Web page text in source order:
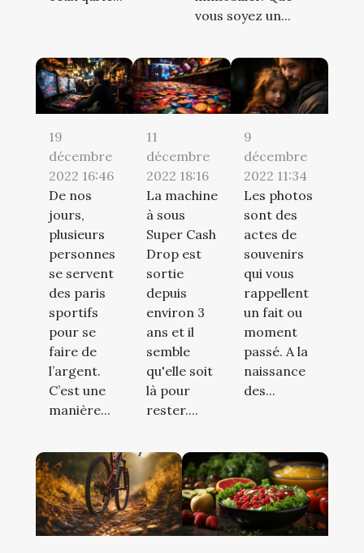
vous soyez un...
19
décembre
2022 16:46
De nos
jours,
plusieurs
personnes
se servent
des paris
sportifs
pour se
faire de
l’argent.
C’est une
manière...
11
décembre
2022 18:16
La machine
à sous
Super Cash
Drop est
sortie
depuis
environ 3
ans et il
semble
qu'elle soit
là pour
rester....
9
décembre
2022 11:34
Les photos
sont des
actes de
souvenirs
qui vous
rappellent
un fait ou
moment
passé. A la
naissance
des...